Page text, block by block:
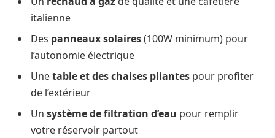
italienne
Des panneaux solaires(100W minimum) pour
l’autonomie électrique
Unetable et des chaises pliantes pour profiter
de l’extérieur
Un système de filtration d’eau pour remplir
votre réservoir partout